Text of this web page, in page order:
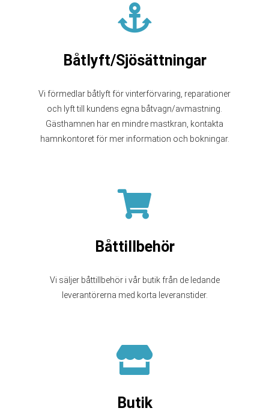
Båtlyft/Sjösättningar
Vi förmedlar båtlyft för vinterförvaring, reparationer
och lyft till kundens egna båtvagn/avmastning.
Gästhamnen har en mindre mastkran, kontakta
hamnkontoret för mer information och bokningar.
Båttillbehör
Vi säljer båttillbehör i vår butik från de ledande
leverantörerna med korta leveranstider.
Butik